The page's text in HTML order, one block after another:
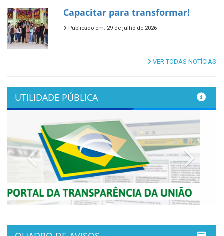
Capacitar para transformar!
Publicado em: 29 de julho de 2026
VER TODAS NOTÍCIAS
UTILIDADE PÚBLICA
Previous